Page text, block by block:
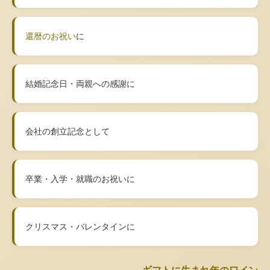
還暦のお祝いに
結婚記念日・両親への感謝に
会社の創立記念として
卒業・入学・就職のお祝いに
クリスマス・バレンタインに